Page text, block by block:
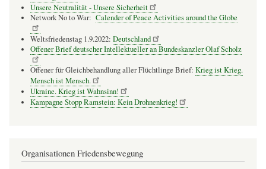
Unsere Neutralität - Unsere Sicherheit
Network No to War: Calender of Peace Activities around the Globe
Weltsfriedenstag 1.9.2022: Deutschland
Offener Brief deutscher Intellektueller an Bundeskanzler Olaf Scholz
Offener für Gleichbehandlung aller Flüchtlinge Brief: Krieg ist Krieg.
Mensch ist Mensch.
Ukraine. Krieg ist Wahnsinn!
Kampagne Stopp Ramstein: Kein Drohnenkrieg!
Organisationen Friedensbewegung